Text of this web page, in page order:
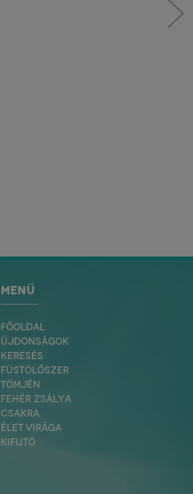
MENÜ
FŐOLDAL
ÚJDONSÁGOK
KERESÉS
FÜSTÖLŐSZER
TÖMJÉN
FEHÉR ZSÁLYA
CSAKRA
ÉLET VIRÁGA
KIFUTÓ